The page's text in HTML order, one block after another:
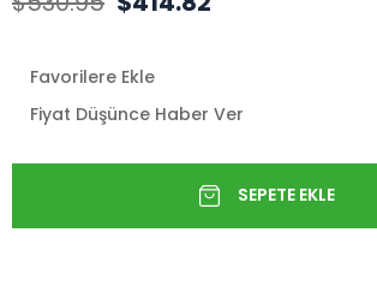
Favorilere Ekle
Fiyat Düşünce Haber Ver